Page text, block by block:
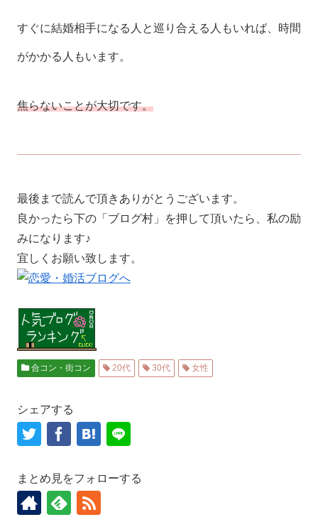
すぐに結婚相手になる人と巡り合える人もいれば、時間
がかかる人もいます。
焦らないことが大切です。
最後まで読んで頂きありがとうございます。
良かったら下の「ブログ村」を押して頂いたら、私の励
みになります♪
宜しくお願い致します。
合コン・街コン 20代 30代 女性
シェアする
まとめ見をフォローする